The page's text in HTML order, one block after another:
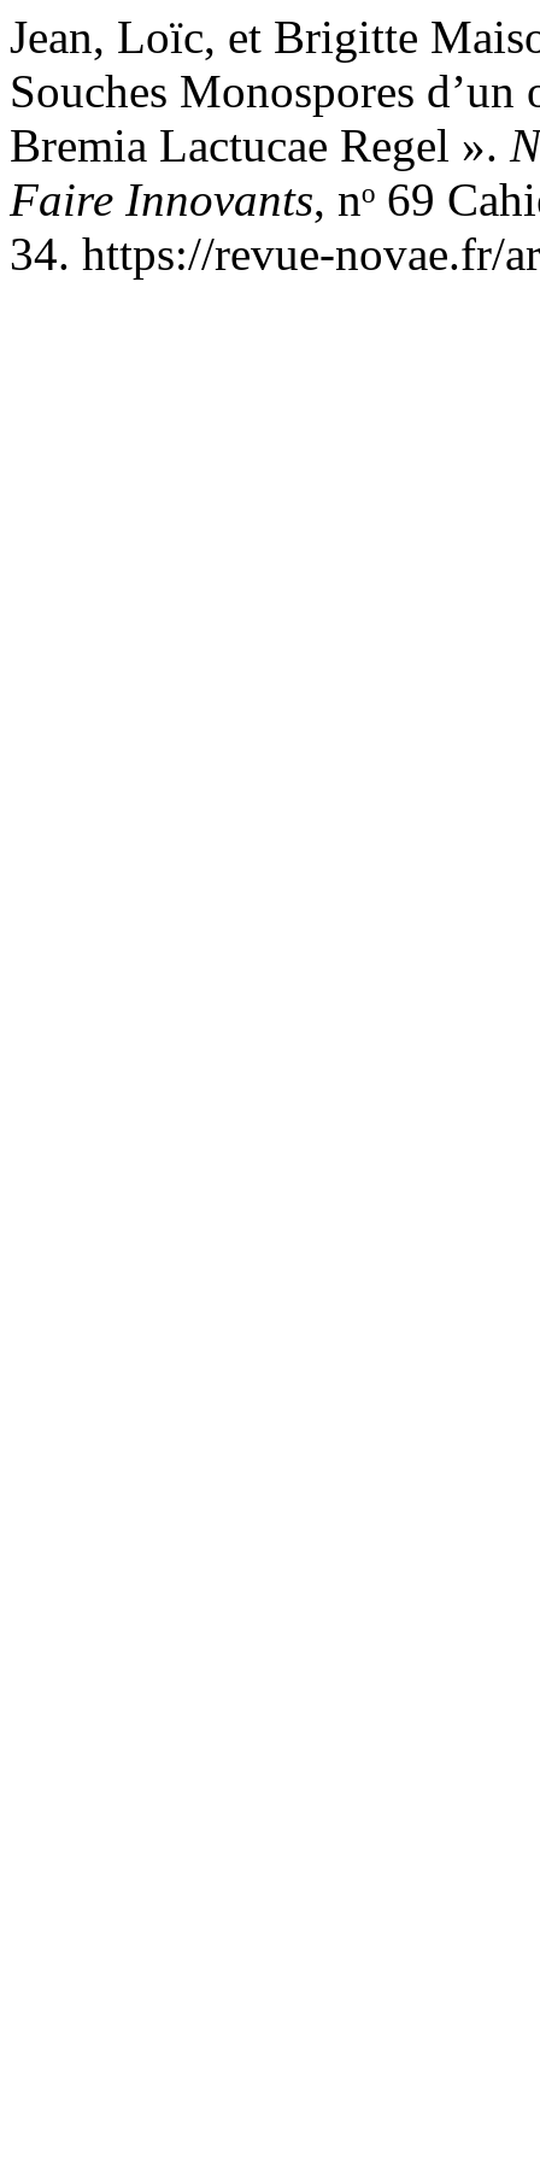
Jean, Loïc, et Brigitte
Souches Monospores
Bremia Lactucae Regel ».
Faire Innovants, nᵒ 69
34. https://revue-novae.fr/